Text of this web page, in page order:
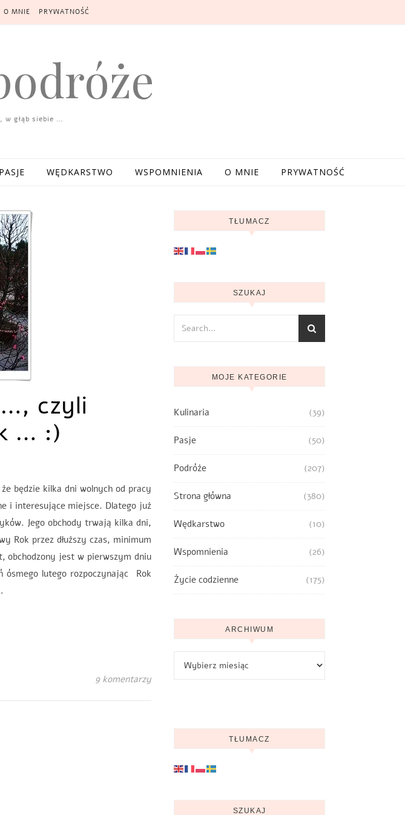
O MNIE PRYWATNOŚĆ
głąb siebie …
PASJE WĘDKARSTWO WSPOMNIENIA O MNIE PRYWATNOŚĆ
czyli
… :)
będzie kilka dni wolnych od pracy
i interesujące miejsce. Dlatego już
Jego obchody trwają kilka dni,
Rok przez dłuższy czas, minimum
obchodzony jest w pierwszym dniu
ósmego lutego rozpoczynając Rok
9 komentarzy
TŁUMACZ
SZUKAJ
MOJE KATEGORIE
Kulinaria (39)
Pasje (50)
Podróże (207)
Strona główna (380)
Wędkarstwo (10)
Wspomnienia (26)
Życie codzienne (175)
ARCHIWUM
TŁUMACZ
SZUKAJ